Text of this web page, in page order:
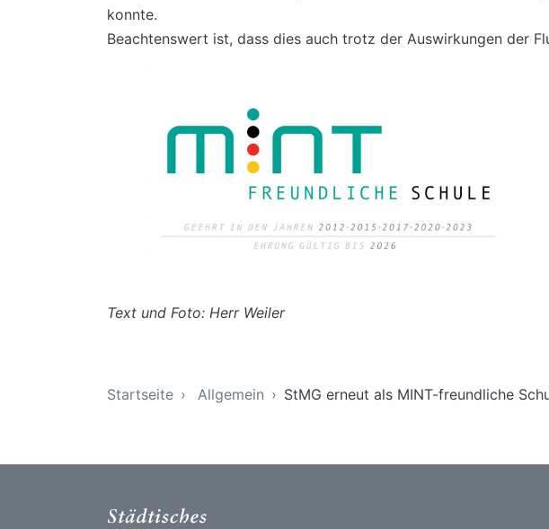
konnte.
Beachtenswert ist, dass dies auch trotz der Auswirkungen der
Text und Foto: Herr Weiler
Startseite Allgemein StMG erneut als MINT-freundliche